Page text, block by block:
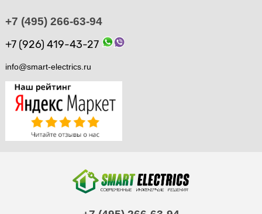
+7 (495) 266-63-94
+7 (926) 419-43-27
info@smart-electrics.ru